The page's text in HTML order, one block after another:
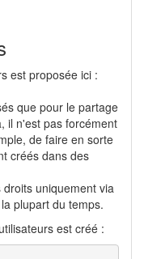
est proposée ici :
que pour le partage
il n'est pas forcément
de faire en sorte
créés dans des
uniquement via
plupart du temps.
est créé :